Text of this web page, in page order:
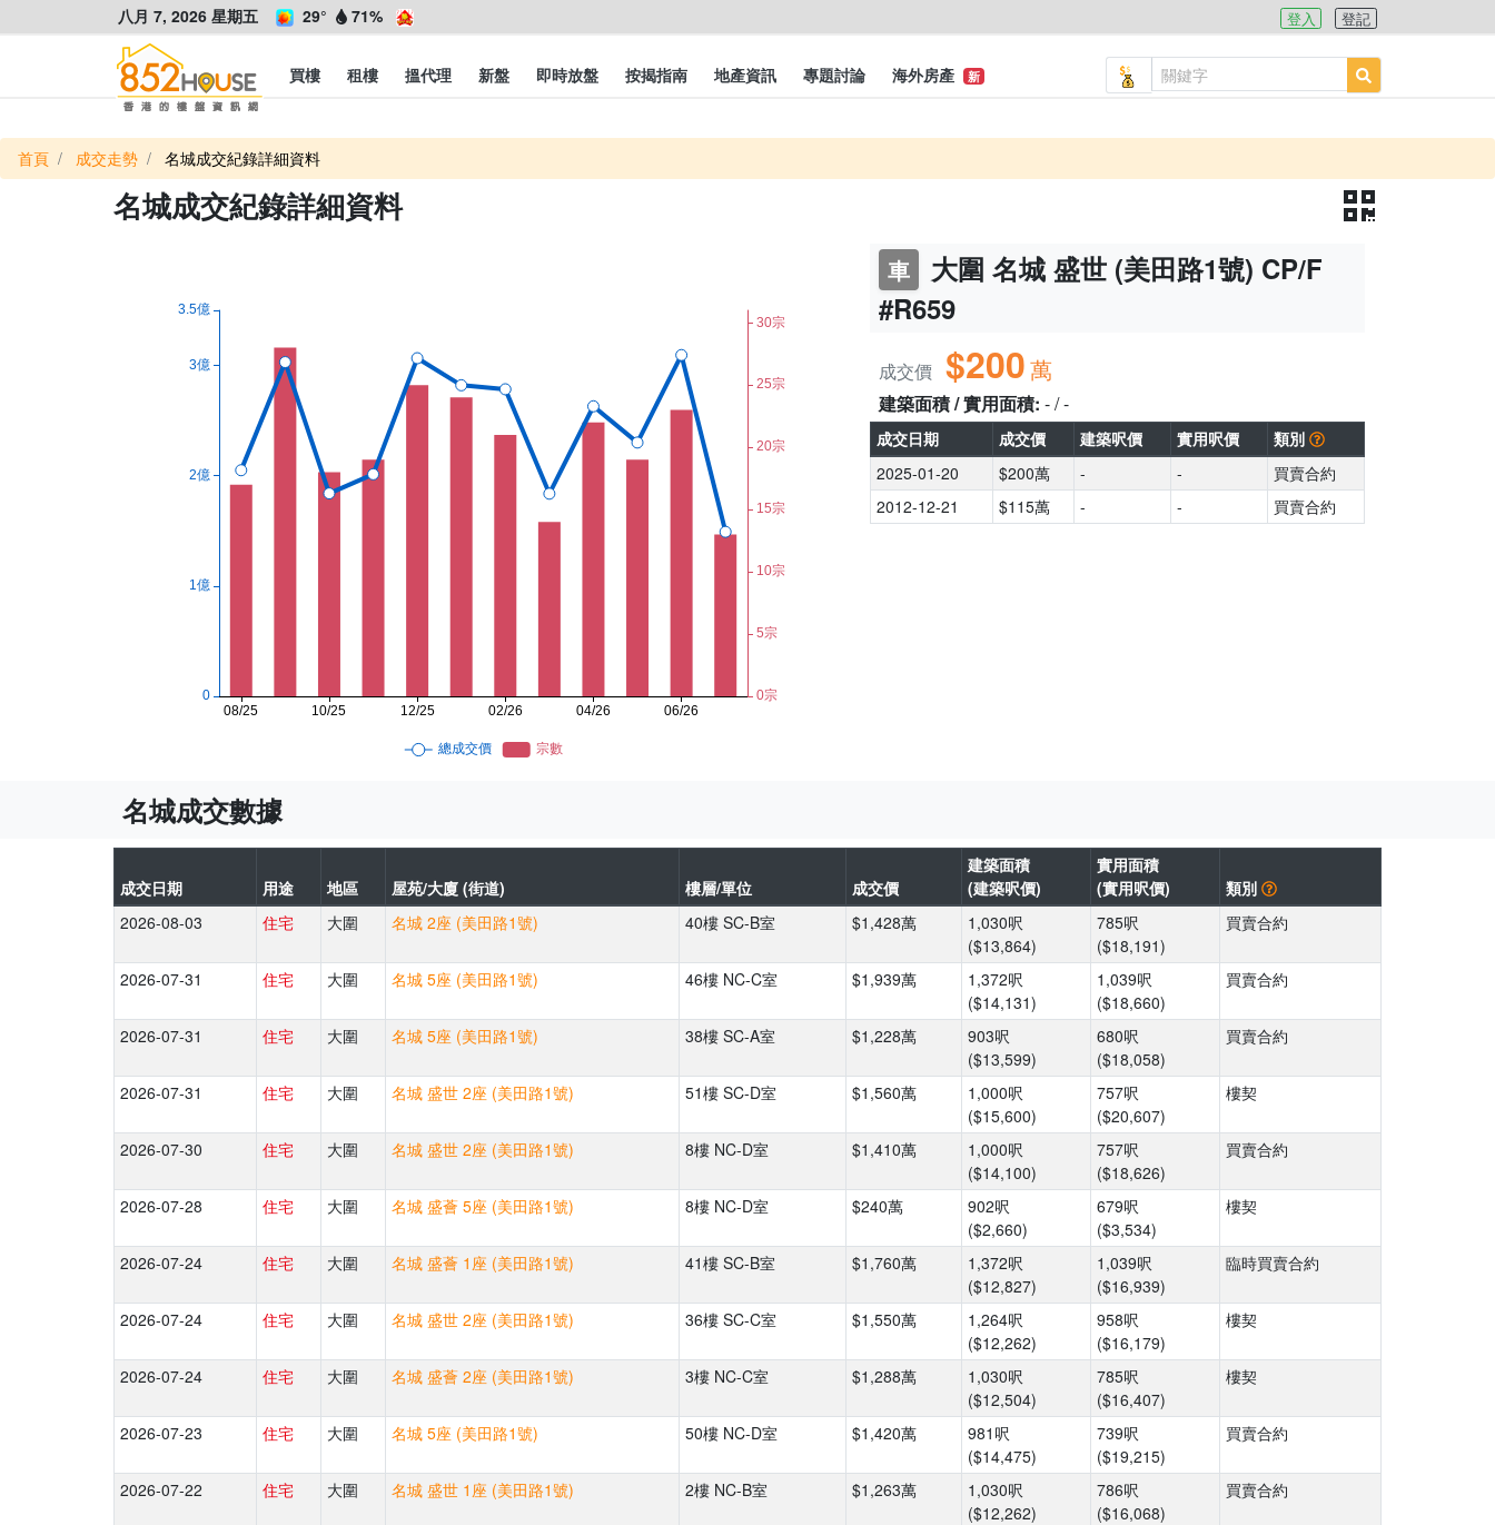
八月 7, 2026 星期五 29° 71% 登入 登記
買樓 租樓 搵代理 新盤 即時放盤 按揭指南 地產資訊 專題討論 海外房產 新
首頁 成交走勢 名城成交紀錄詳細資料
名城成交紀錄詳細資料
車
大圍 名城 盛世 (美田路1號) CP/F
#R659
成交價 $200萬
建築面積 / 實用面積: - / -
成交日期 成交價 建築呎價 實用呎價
類別
2025-01-20
$200萬 - -
買賣合約
2012-12-21
$115萬 - - 買賣合約
名城成交數據
成交日期 用途 地區 屋苑/大廈 (街道) 樓層/單位 成交價
建築面積
(建築呎價)
實用面積
(實用呎價)
類別
2026-08-03
住宅 大圍 名城 2座 (美田路1號) 40樓 SC-B室 $1,428萬
1,030呎
($13,864)
785呎
($18,191)
買賣合約
2026-07-31 住宅 大圍 名城 5座 (美田路1號) 46樓 NC-C室 $1,939萬
1,372呎
($14,131)
1,039呎
($18,660)
買賣合約
2026-07-31 住宅 大圍 名城 5座 (美田路1號) 38樓 SC-A室 $1,228萬
903呎
($13,599)
680呎
($18,058)
買賣合約
2026-07-31 住宅 大圍 名城 盛世 2座 (美田路1號) 51樓 SC-D室 $1,560萬
1,000呎
($15,600)
757呎
($20,607)
樓契
2026-07-30 住宅 大圍 名城 盛世 2座 (美田路1號) 8樓 NC-D室 $1,410萬
1,000呎
($14,100)
757呎
($18,626)
買賣合約
2026-07-28 住宅 大圍 名城 盛薈 5座 (美田路1號) 8樓 NC-D室 $240萬
902呎
($2,660)
679呎
($3,534)
樓契
2026-07-24 住宅 大圍 名城 盛薈 1座 (美田路1號) 41樓 SC-B室 $1,760萬
1,372呎
($12,827)
1,039呎
($16,939)
臨時買賣合約
2026-07-24 住宅 大圍 名城 盛世 2座 (美田路1號) 36樓 SC-C室 $1,550萬
1,264呎
($12,262)
958呎
($16,179)
樓契
2026-07-24 住宅 大圍 名城 盛薈 2座 (美田路1號) 3樓 NC-C室 $1,288萬
1,030呎
($12,504)
785呎
($16,407)
樓契
2026-07-23 住宅 大圍 名城 5座 (美田路1號) 50樓 NC-D室 $1,420萬
981呎
($14,475)
739呎
($19,215)
買賣合約
2026-07-22 住宅 大圍 名城 盛世 1座 (美田路1號) 2樓 NC-B室 $1,263萬
1,030呎
($12,262)
786呎
($16,068)
買賣合約